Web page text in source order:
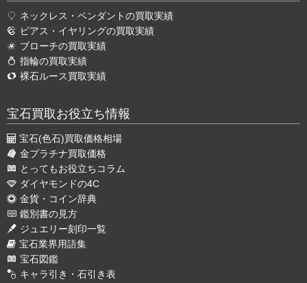
ネックレス・ペンダントの買取実績
ピアス・イヤリングの買取実績
ブローチの買取実績
指輪の買取実績
裸石ルース買取実績
宝石買取お役立ち情報
宝石(色石)買取価格相場
金プラチナ買取価格
とってもお役立ちコラム
ダイヤモンドの4C
金貨・コイン辞典
鑑別書の見方
ジュエリー刻印一覧
宝石業界用語集
宝石図鑑
キャラ引き・石引き表